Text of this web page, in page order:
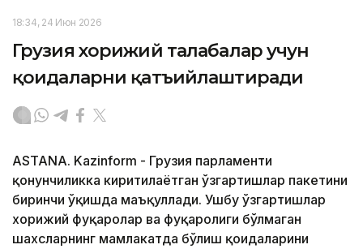
18:34, 24 Июн 2026
Грузия хорижий талабалар учун
қоидаларни қатъийлаштиради
ASTANA. Kazinform - Грузия парламенти
қонунчиликка киритилаётган ўзгартишлар пакетини
биринчи ўқишда маъқуллади. Ушбу ўзгартишлар
хорижий фуқаролар ва фуқаролиги бўлмаган
шахсларнинг мамлакатда бўлиш қоидаларини